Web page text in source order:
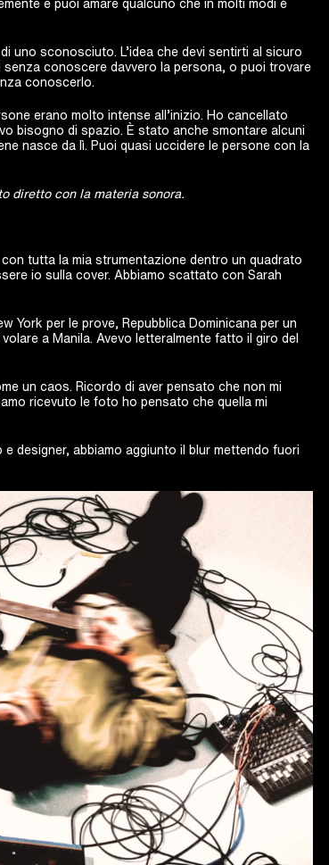
e puoi amare qualcuno che in molti modi è
uno sconosciuto. L’idea che devi sentirti al sicuro
senza conoscere davvero la persona, o puoi trovare
conoscerlo.
erano molto intense all’inizio. Ho cancellato
bisogno di spazio. È stato anche smontare alcuni
nasce da lì. Puoi quasi uccidere le persone con la
diretto con la materia sonora.
con tutta la mia strumentazione dentro un quadrato
io sulla cover. Abbiamo scattato con Sarah
York per le prove, Repubblica Dominicana per un
a Manila. Avevo letteralmente fatto il giro del
un caos. Ricordo di aver pensato che non mi
ricevuto le foto ho pensato che quella mi
designer, abbiamo aggiunto il blur mettendo fuori